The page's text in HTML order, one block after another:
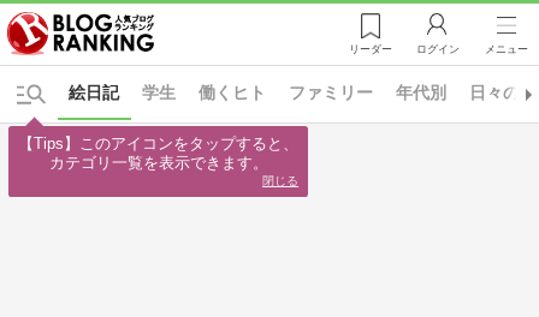
リーダー ログイン メニュー
学生 働くヒト ファミリー 年代別 日々の
絵日記
【Tips】このアイコンをタップすると、
カテゴリ一覧を表示できます。
閉じる